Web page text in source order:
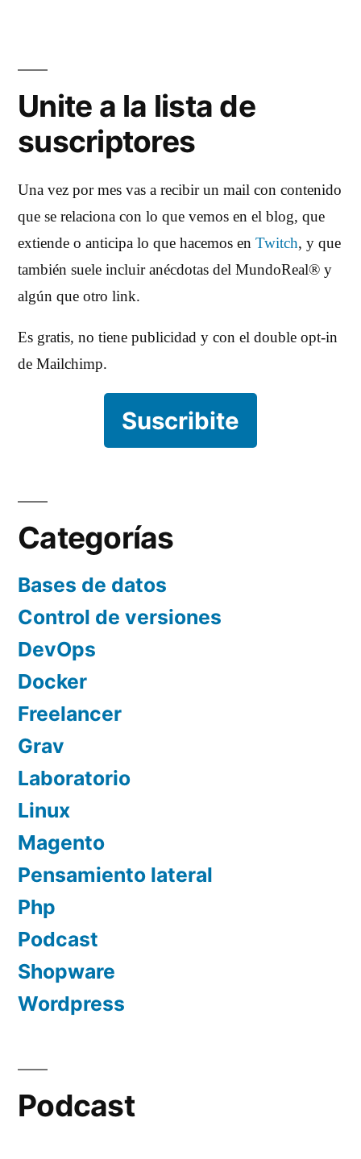
Unite a la lista de
suscriptores
Una vez por mes vas a recibir un mail con contenido
que se relaciona con lo que vemos en el blog, que
extiende o anticipa lo que hacemos en Twitch, y que
también suele incluir anécdotas del MundoReal® y
algún que otro link.
Es gratis, no tiene publicidad y con el double opt-in
de Mailchimp.
Suscribite
Categorías
Bases de datos
Control de versiones
DevOps
Docker
Freelancer
Grav
Laboratorio
Linux
Magento
Pensamiento lateral
Php
Podcast
Shopware
Wordpress
Podcast